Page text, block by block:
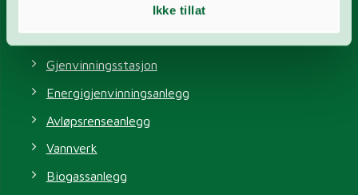
Ikke tillat
Våre anlegg
Gjenvinningsstasjon
Energigjenvinningsanlegg
Avløpsrenseanlegg
Vannverk
Biogassanlegg